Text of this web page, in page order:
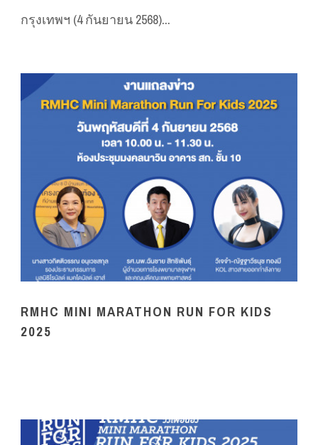
กรุงเทพฯ (4 กันยายน 2568)...
RMHC MINI MARATHON RUN FOR KIDS
2025